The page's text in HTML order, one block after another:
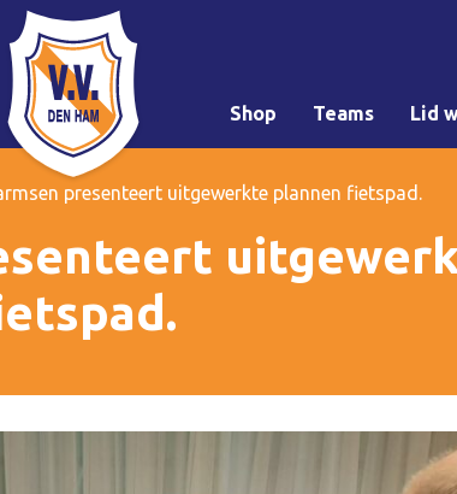
Shop Teams Lid
presenteert uitgewerkte plannen fietspad.